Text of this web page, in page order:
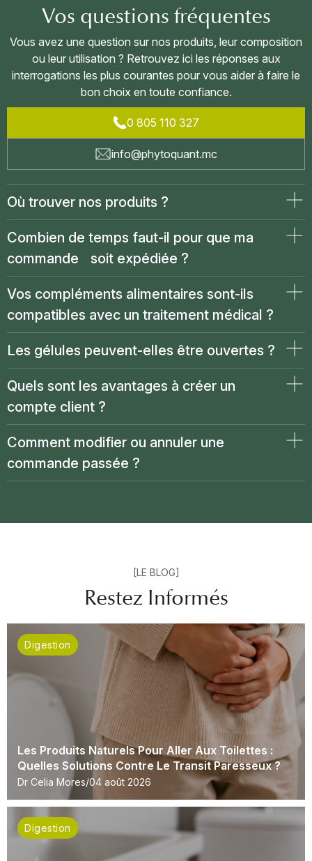
Vos questions fréquentes
Vous avez une question sur nos produits, leur composition
ou leur utilisation ? Retrouvez ici les réponses aux
interrogations les plus courantes pour vous aider à faire le
bon choix en toute confiance.
0 805 110 327
info@phytoquant.mc
Où trouver nos produits ?
Combien de temps faut-il pour que ma
commande soit expédiée ?
Vos compléments alimentaires sont-ils
compatibles avec un traitement médical ?
Les gélules peuvent-elles être ouvertes ?
Quels sont les avantages à créer un
compte client ?
Comment modifier ou annuler une
commande passée ?
[LE BLOG]
Restez Informés
Digestion
Les Produits Naturels Pour Aller Aux Toilettes :
Quelles Solutions Contre Le Transit Paresseux ?
Dr Celia Mores 04 août 2026
Digestion